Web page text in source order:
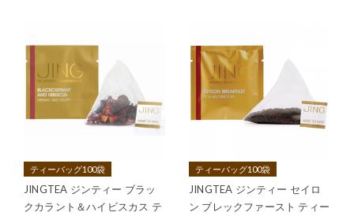
ティーバッグ100袋
JINGTEA ジンティー ブラッ
クカラント＆ハイビスカス テ
ティーバッグ100袋
JINGTEA ジンティー セイロ
ン ブレックファースト ティー